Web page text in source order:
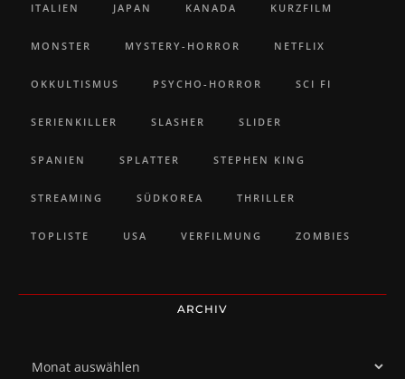
ITALIEN JAPAN KANADA KURZFILM
MONSTER MYSTERY-HORROR NETFLIX
OKKULTISMUS PSYCHO-HORROR SCI FI
SERIENKILLER SLASHER SLIDER
SPANIEN SPLATTER STEPHEN KING
STREAMING SÜDKOREA THRILLER
TOPLISTE USA VERFILMUNG ZOMBIES
ARCHIV